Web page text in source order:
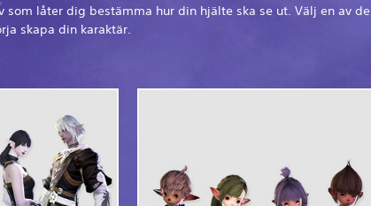
som låter dig bestämma hur din hjälte ska se ut. Välj en av de
skapa din karaktär.